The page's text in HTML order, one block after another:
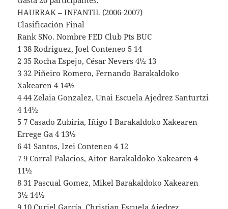
HAURRAK – INFANTIL (2006-2007)
Clasificación Final
Rank SNo. Nombre FED Club Pts BUC
1 38 Rodriguez, Joel Conteneo 5 14
2 35 Rocha Espejo, César Nevers 4½ 13
3 32 Piñeiro Romero, Fernando Barakaldoko
Xakearen 4 14½
4 44 Zelaia Gonzalez, Unai Escuela Ajedrez Santurtzi
4 14½
5 7 Casado Zubiria, Iñigo I Barakaldoko Xakearen
Errege Ga 4 13½
6 41 Santos, Izei Conteneo 4 12
7 9 Corral Palacios, Aitor Barakaldoko Xakearen 4
11½
8 31 Pascual Gomez, Mikel Barakaldoko Xakearen
3½ 14½